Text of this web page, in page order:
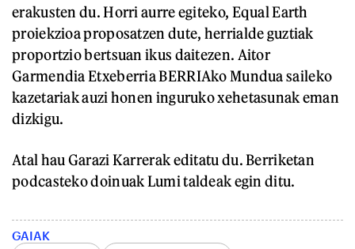
erakusten du. Horri aurre egiteko, Equal Earth
proiekzioa proposatzen dute, herrialde guztiak
proportzio bertsuan ikus daitezen. Aitor
Garmendia Etxeberria BERRIAko Mundua saileko
kazetariak auzi honen inguruko xehetasunak eman
dizkigu.
Atal hau Garazi Karrerak editatu du. Berriketan
podcasteko doinuak Lumi taldeak egin ditu.
GAIAK